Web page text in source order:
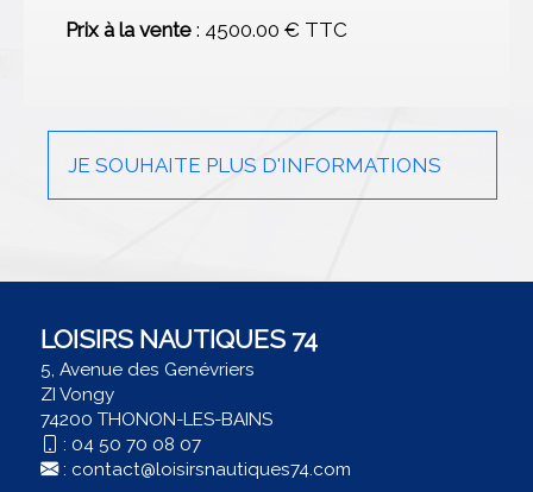
Prix à la vente : 4500.00 € TTC
JE SOUHAITE PLUS D'INFORMATIONS
LOISIRS NAUTIQUES 74
5, Avenue des Genévriers
ZI Vongy
74200 THONON-LES-BAINS
: 04 50 70 08 07
: contact@loisirsnautiques74.com